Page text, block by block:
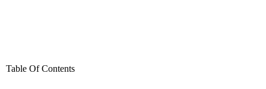
Table Of Contents